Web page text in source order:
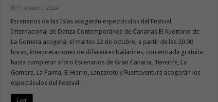
11 octubre, 2024
Escenarios de las Islas acogerán espectáculos del Festival
Internacional de Danza Contemporánea de Canarias El Auditorio de
La Gomera acogerá, el martes 22 de octubre, a partir de las 20.00
horas, interpretaciones de diferentes bailarines, con entrada gratuita
hasta completar aforo Escenarios de Gran Canaria, Tenerife, La
Gomera, La Palma, El Hierro, Lanzarote y Fuerteventura acogerán los
espectáculos del Festival …
Leer